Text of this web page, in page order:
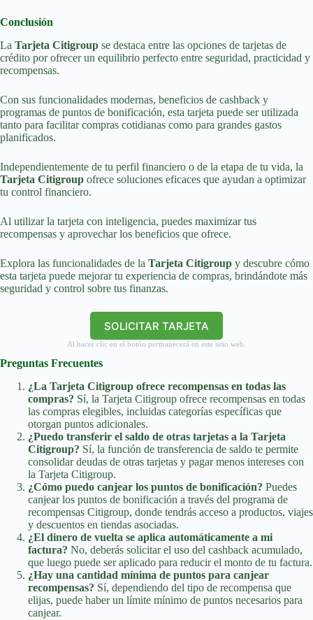
Conclusión
La Tarjeta Citigroup se destaca entre las opciones de tarjetas de
crédito por ofrecer un equilibrio perfecto entre seguridad, practicidad y
recompensas.
Con sus funcionalidades modernas, beneficios de cashback y
programas de puntos de bonificación, esta tarjeta puede ser utilizada
tanto para facilitar compras cotidianas como para grandes gastos
planificados.
Independientemente de tu perfil financiero o de la etapa de tu vida, la
Tarjeta Citigroup ofrece soluciones eficaces que ayudan a optimizar
tu control financiero.
Al utilizar la tarjeta con inteligencia, puedes maximizar tus
recompensas y aprovechar los beneficios que ofrece.
Explora las funcionalidades de la Tarjeta Citigroup y descubre cómo
esta tarjeta puede mejorar tu experiencia de compras, brindándote más
seguridad y control sobre tus finanzas.
SOLICITAR TARJETA
Al hacer clic en el botón permanecerá en este sitio web.
Preguntas Frecuentes
¿La Tarjeta Citigroup ofrece recompensas en todas las
compras? Sí, la Tarjeta Citigroup ofrece recompensas en todas
las compras elegibles, incluidas categorías específicas que
otorgan puntos adicionales.
¿Puedo transferir el saldo de otras tarjetas a la Tarjeta
Citigroup? Sí, la función de transferencia de saldo te permite
consolidar deudas de otras tarjetas y pagar menos intereses con
la Tarjeta Citigroup.
¿Cómo puedo canjear los puntos de bonificación? Puedes
canjear los puntos de bonificación a través del programa de
recompensas Citigroup, donde tendrás acceso a productos, viajes
y descuentos en tiendas asociadas.
¿El dinero de vuelta se aplica automáticamente a mi
factura? No, deberás solicitar el uso del cashback acumulado,
que luego puede ser aplicado para reducir el monto de tu factura.
¿Hay una cantidad mínima de puntos para canjear
recompensas? Sí, dependiendo del tipo de recompensa que
elijas, puede haber un límite mínimo de puntos necesarios para
canjear.